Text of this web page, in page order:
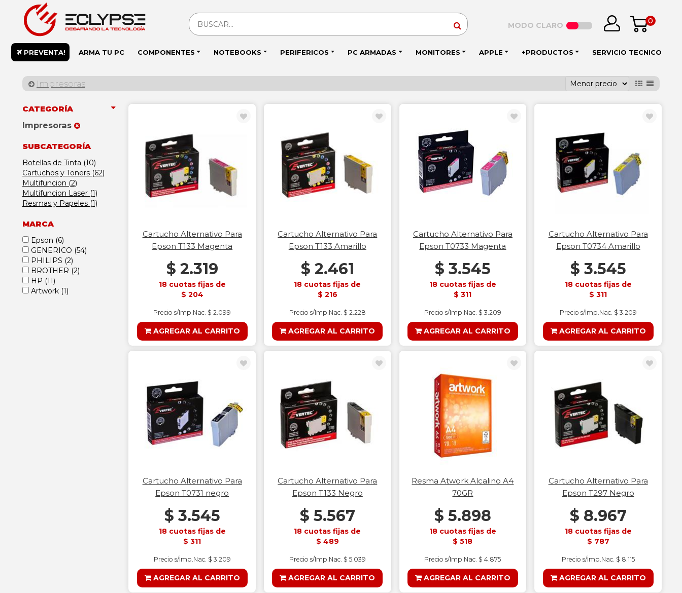
0
MODO CLARO
PREVENTA! ARMA TU PC COMPONENTES NOTEBOOKS PERIFERICOS PC ARMADAS MONITORES APPLE +PRODUCTOS SERVICIO TECNICO
Impresoras
CATEGORÍA
Impresoras
SUBCATEGORÍA
Botellas de Tinta (10)
Cartuchos y Toners (62)
Multifuncion (2)
Multifuncion Laser (1)
Resmas y Papeles (1)
MARCA
Epson (6)
GENERICO (54)
PHILIPS (2)
BROTHER (2)
HP (11)
Artwork (1)
Cartucho Alternativo Para
Epson T133 Magenta
$ 2.319
18 cuotas fijas de
$ 204
Precio s/Imp.Nac. $ 2.099
AGREGAR AL CARRITO
Cartucho Alternativo Para
Epson T133 Amarillo
$ 2.461
18 cuotas fijas de
$ 216
Precio s/Imp.Nac. $ 2.228
AGREGAR AL CARRITO
Cartucho Alternativo Para
Epson T0733 Magenta
$ 3.545
18 cuotas fijas de
$ 311
Precio s/Imp.Nac. $ 3.209
AGREGAR AL CARRITO
Cartucho Alternativo Para
Epson T0734 Amarillo
$ 3.545
18 cuotas fijas de
$ 311
Precio s/Imp.Nac. $ 3.209
AGREGAR AL CARRITO
Cartucho Alternativo Para
Epson T0731 negro
$ 3.545
18 cuotas fijas de
$ 311
Precio s/Imp.Nac. $ 3.209
AGREGAR AL CARRITO
Cartucho Alternativo Para
Epson T133 Negro
$ 5.567
18 cuotas fijas de
$ 489
Precio s/Imp.Nac. $ 5.039
AGREGAR AL CARRITO
Resma Atwork Alcalino A4
70GR
$ 5.898
18 cuotas fijas de
$ 518
Precio s/Imp.Nac. $ 4.875
AGREGAR AL CARRITO
Cartucho Alternativo Para
Epson T297 Negro
$ 8.967
18 cuotas fijas de
$ 787
Precio s/Imp.Nac. $ 8.115
AGREGAR AL CARRITO